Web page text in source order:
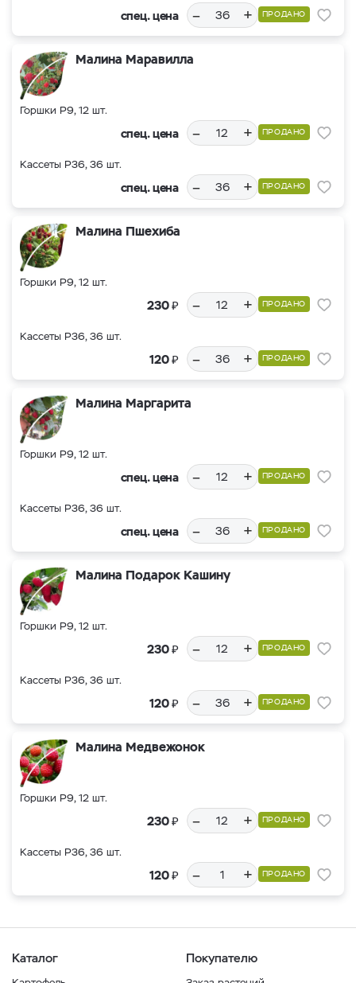
спец. цена – + ПРОДАНО
Малина Маравилла
Горшки Р9, 12 шт.
спец. цена – + ПРОДАНО
Кассеты Р36, 36 шт.
спец. цена – + ПРОДАНО
Малина Пшехиба
Горшки Р9, 12 шт.
230₽ – + ПРОДАНО
Кассеты Р36, 36 шт.
120₽ – + ПРОДАНО
Малина Маргарита
Горшки Р9, 12 шт.
спец. цена – + ПРОДАНО
Кассеты Р36, 36 шт.
спец. цена – + ПРОДАНО
Малина Подарок Кашину
Горшки Р9, 12 шт.
230₽ – + ПРОДАНО
Кассеты Р36, 36 шт.
120₽ – + ПРОДАНО
Малина Медвежонок
Горшки Р9, 12 шт.
230₽ – + ПРОДАНО
Кассеты Р36, 36 шт.
120₽ – + ПРОДАНО
Каталог Покупателю